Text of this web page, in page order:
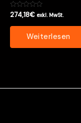
Bewertet
mit
0
274,18€ exkl. MwSt.
Weiterlesen